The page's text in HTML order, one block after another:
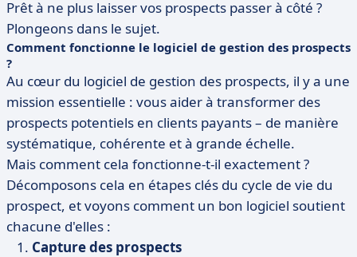
Prêt à ne plus laisser vos prospects passer à côté ?
Plongeons dans le sujet.
Comment fonctionne le logiciel de gestion des prospects
?
Au cœur du logiciel de gestion des prospects, il y a une
mission essentielle : vous aider à transformer des
prospects potentiels en clients payants – de manière
systématique, cohérente et à grande échelle.
Mais comment cela fonctionne-t-il exactement ?
Décomposons cela en étapes clés du cycle de vie du
prospect, et voyons comment un bon logiciel soutient
chacune d'elles :
Capture des prospects